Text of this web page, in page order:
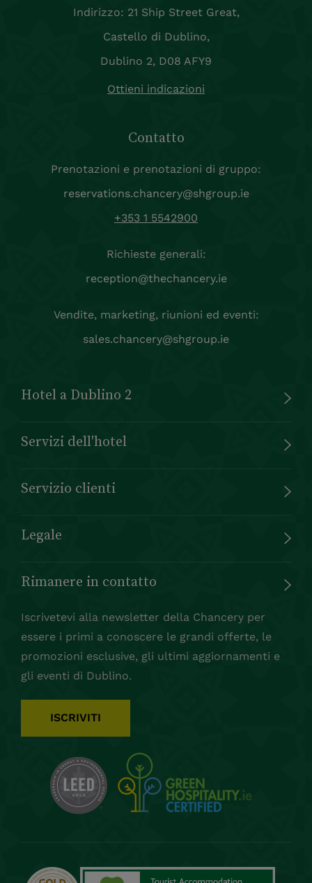
Indirizzo: 21 Ship Street Great,
Castello di Dublino,
Dublino 2, D08 AFY9
Ottieni indicazioni
Contatto
Prenotazioni e prenotazioni di gruppo:
reservations.chancery@shgroup.ie
+353 1 5542900
Richieste generali:
reception@thechancery.ie
Vendite, marketing, riunioni ed eventi:
sales.chancery@shgroup.ie
Hotel a Dublino 2
Servizi dell'hotel
Servizio clienti
Legale
Rimanere in contatto
Iscrivetevi alla newsletter della Chancery per
essere i primi a conoscere le grandi offerte, le
promozioni esclusive, gli ultimi aggiornamenti e
gli eventi di Dublino.
ISCRIVITI